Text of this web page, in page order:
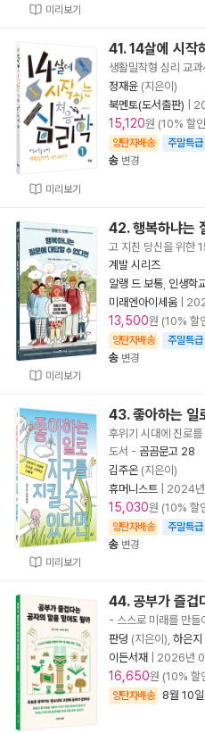
미리보기
미리보기
41. 14살에 시작
생활밀착형 심리 교과
정재윤 (지은이)
북멘토(도서출판)
15,120원 (10% 할
양탄자배송 주말특급
송 변경
미리보기
42. 행복하냐는
고 지친 당신을 위한
계발 시리즈
알랭 드 보통 인생학
미래엔아이세움
13,500원 (10% 할
양탄자배송 주말특급
송 변경
미리보기
43. 좋아하는 일
후위기 시대에 진로
도서 - 곰곰문고 28
김주온 (지은이)
휴머니스트
2024
15,030원 (10% 할
양탄자배송 주말특급
송 변경
44. 공부가 즐겁
- 스스로 미래를 만들
판덩 (지은이), 하은지
이든서재
2026년
16,650원 (10% 할
양탄자배송 8월 10일